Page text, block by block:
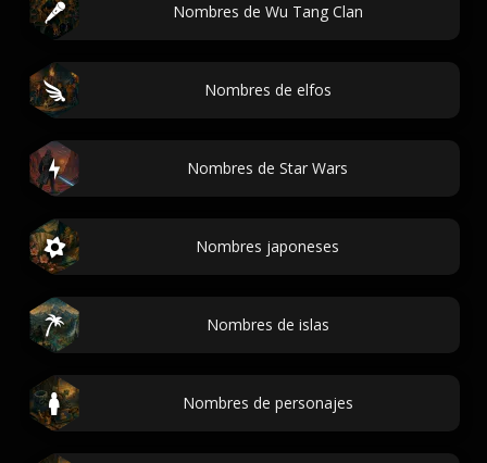
Nombres de Wu Tang Clan
Nombres de elfos
Nombres de Star Wars
Nombres japoneses
Nombres de islas
Nombres de personajes